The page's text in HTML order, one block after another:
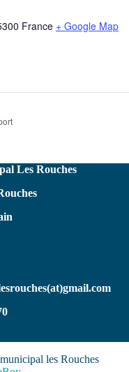
France + Google Map
Les Rouches
les Rouches